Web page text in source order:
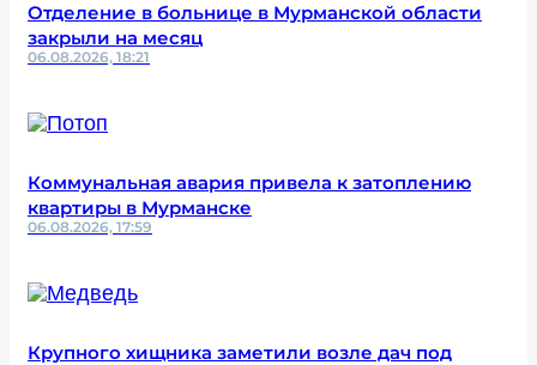
Отделение в больнице в Мурманской области
закрыли на месяц
06.08.2026, 18:21
Коммунальная авария привела к затоплению
квартиры в Мурманске
06.08.2026, 17:59
Крупного хищника заметили возле дач под